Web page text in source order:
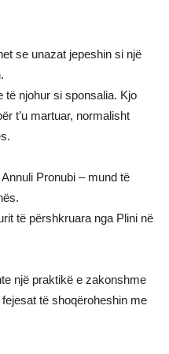
se unazat jepeshin si një
të njohur si sponsalia. Kjo
t’u martuar, normalisht
Pronubi – mund të
të përshkruara nga Plini në
një praktikë e zakonshme
të shoqëroheshin me